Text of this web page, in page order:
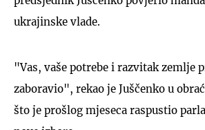
ukrajinske vlade.
"Vas, vaše potrebe i razvitak zemlje
zaboravio", rekao je Juščenko u
što je prošlog mjeseca raspustio